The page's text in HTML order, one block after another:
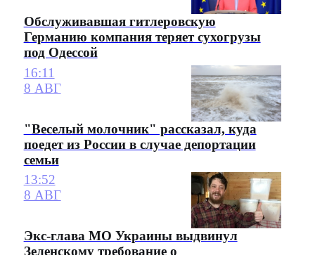
Обслуживавшая гитлеровскую
Германию компания теряет сухогрузы
под Одессой
16:11
8 АВГ
"Веселый молочник" рассказал, куда
поедет из России в случае депортации
семьи
13:52
8 АВГ
Экс-глава МО Украины выдвинул
Зеленскому требование о